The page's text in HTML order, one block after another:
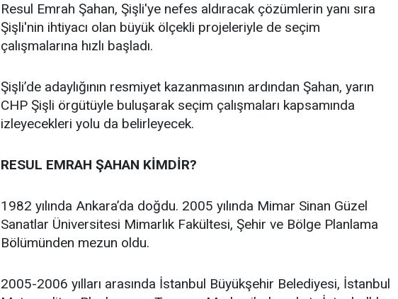
Resul Emrah Şahan, Şişli'ye nefes aldıracak çözümlerin yanı sıra
Şişli'nin ihtiyacı olan büyük ölçekli projeleriyle de seçim
çalışmalarına hızlı başladı.
Şişli’de adaylığının resmiyet kazanmasının ardından Şahan, yarın
CHP Şişli örgütüyle buluşarak seçim çalışmaları kapsamında
izleyecekleri yolu da belirleyecek.
RESUL EMRAH ŞAHAN KİMDİR?
1982 yılında Ankara’da doğdu. 2005 yılında Mimar Sinan Güzel
Sanatlar Üniversitesi Mimarlık Fakültesi, Şehir ve Bölge Planlama
Bölümünden mezun oldu.
2005-2006 yılları arasında İstanbul Büyükşehir Belediyesi, İstanbul